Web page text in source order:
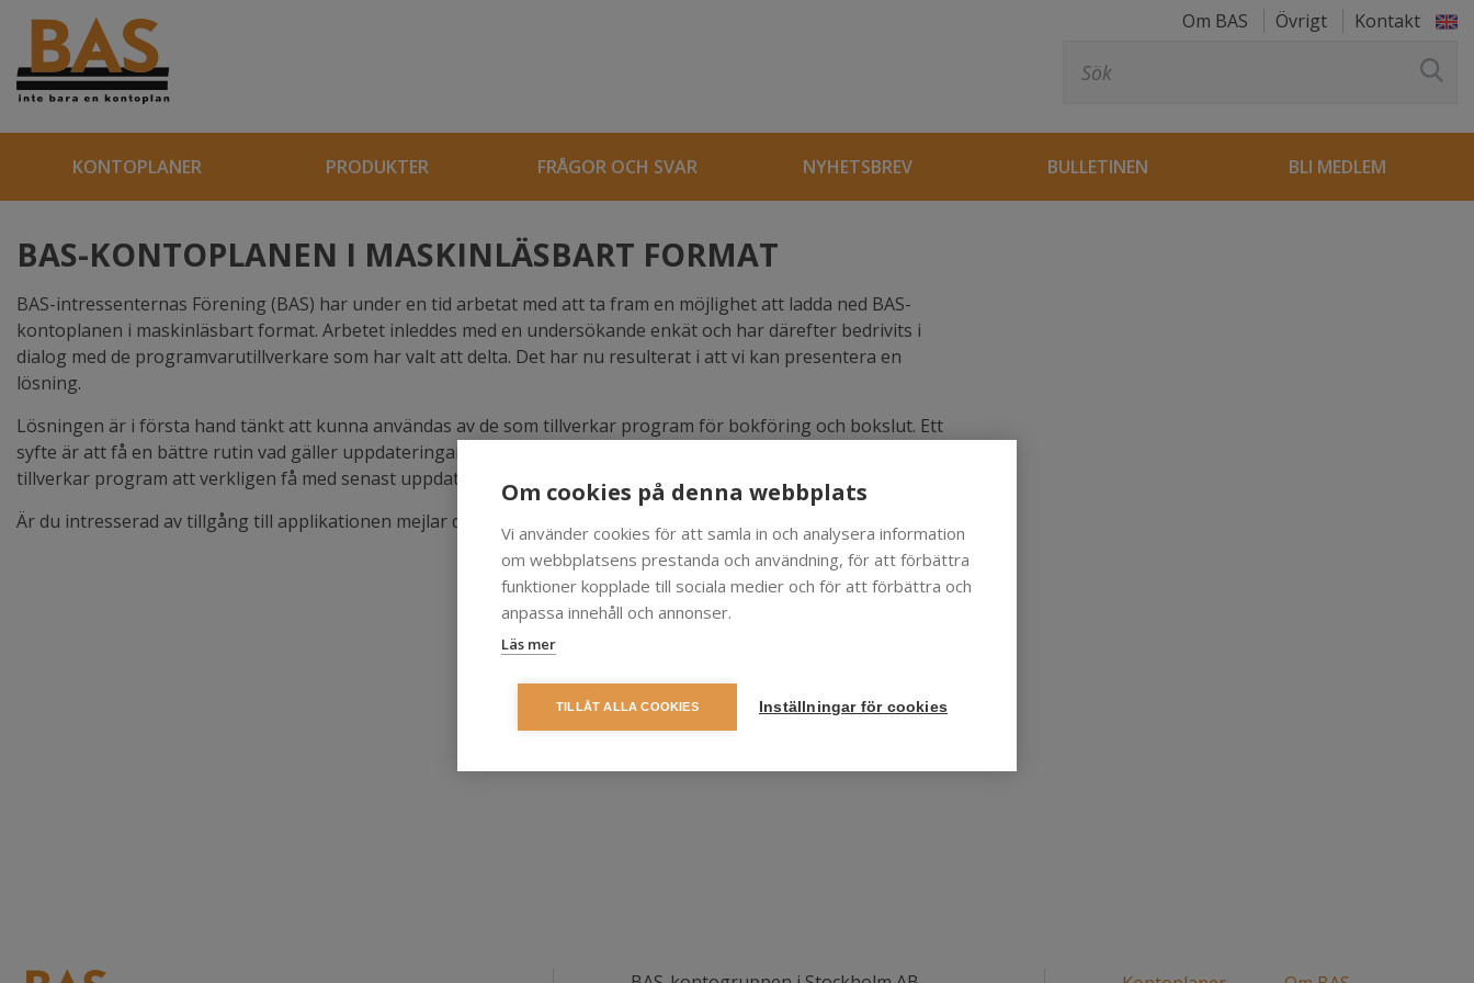
Om BAS Övrigt
Kontakt
efter:
KONTOPLANER PRODUKTER FRÅGOR OCH SVAR NYHETSBREV BULLETINEN BLI MEDLEM
BAS-KONTOPLANEN I MASKINLÄSBART FORMAT
BAS-intressenternas Förening (BAS) har under en tid arbetat med att ta fram en möjlighet att ladda ned BAS-
kontoplanen i maskinläsbart format. Arbetet inleddes med en undersökande enkät och har därefter bedrivits i
dialog med de programvarutillverkare som har valt att delta. Det har nu resulterat i att vi kan presentera en
lösning.
Lösningen är i första hand tänkt att kunna användas av de som tillverkar program för bokföring och bokslut. Ett
syfte är att få en bättre rutin vad gäller uppdateringar av BAS-kontoplanen genom att underlätta för de som
tillverkar program att verkligen få med senast uppdaterade kontoplan.
Är du intresserad av tillgång till applikationen mejlar du till
Om cookies på denna webbplats
Vi använder cookies för att samla in och analysera information
om webbplatsens prestanda och användning, för att förbättra
funktioner kopplade till sociala medier och för att förbättra och
anpassa innehåll och annonser.
Läs mer
TILLÅT ALLA COOKIES Inställningar för cookies